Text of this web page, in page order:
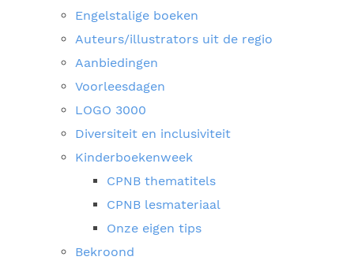
Engelstalige boeken
Auteurs/illustrators uit de regio
Aanbiedingen
Voorleesdagen
LOGO 3000
Diversiteit en inclusiviteit
Kinderboekenweek
CPNB thematitels
CPNB lesmateriaal
Onze eigen tips
Bekroond